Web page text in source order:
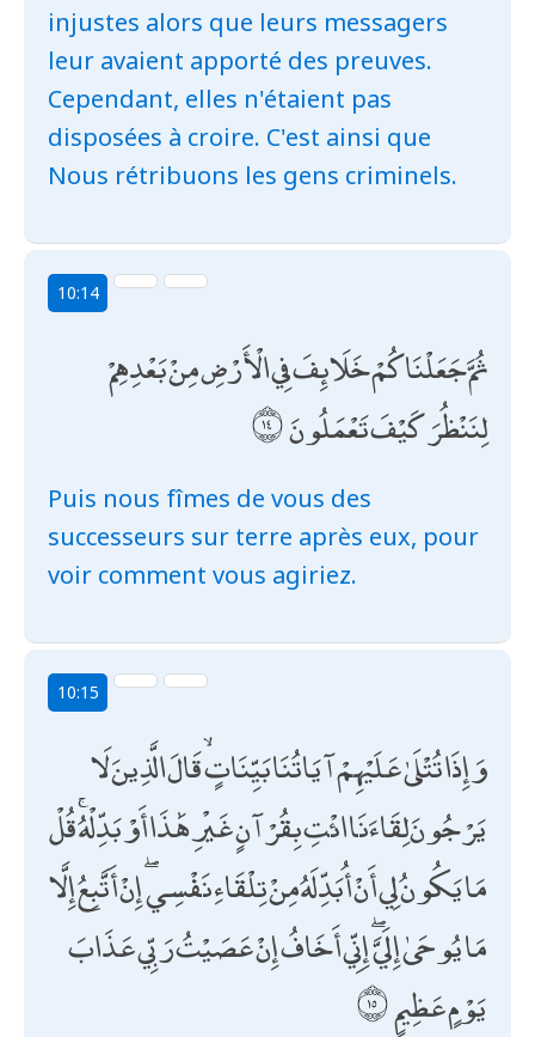
injustes alors que leurs messagers
leur avaient apporté des preuves.
Cependant, elles n'étaient pas
disposées à croire. C'est ainsi que
Nous rétribuons les gens criminels.
10:14
ثُمَّ جَعَلْنَاكُمْ خَلَائِفَ فِي الْأَرْضِ مِنْ بَعْدِهِمْ
لِنَنْظُرَ كَيْفَ تَعْمَلُونَ
Puis nous fîmes de vous des
successeurs sur terre après eux, pour
voir comment vous agiriez.
10:15
وَإِذَا تُتْلَىٰ عَلَيْهِمْ آيَاتُنَا بَيِّنَاتٍ ۙ قَالَ الَّذِينَ لَا
يَرْجُونَ لِقَاءَنَا ائْتِ بِقُرْآنٍ غَيْرِ هَٰذَا أَوْ بَدِّلْهُ ۚ قُلْ
مَا يَكُونُ لِي أَنْ أُبَدِّلَهُ مِنْ تِلْقَاءِ نَفْسِي ۖ إِنْ أَتَّبِعُ إِلَّا
مَا يُوحَىٰ إِلَيَّ ۖ إِنِّي أَخَافُ إِنْ عَصَيْتُ رَبِّي عَذَابَ
يَوْمٍ عَظِيمٍ